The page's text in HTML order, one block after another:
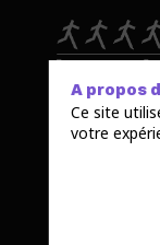
lesbienne,
trans
est
Lesbian &
qui
A propos
Ce site
votre